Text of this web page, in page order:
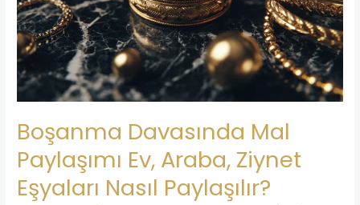
Boşanma Davasında Mal
Paylaşımı Ev, Araba, Ziynet
Eşyaları Nasıl Paylaşılır?
Ev,
Araba,
Ziynet
Eşyaları
Nasıl